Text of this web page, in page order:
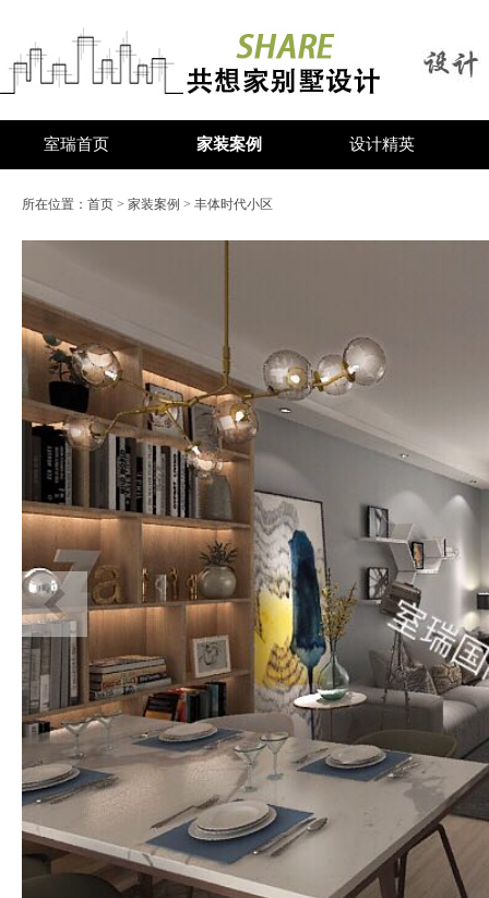
室瑞首页 家装案例 设计精英
所在位置： 首页 > 家装案例 > 丰体时代小区